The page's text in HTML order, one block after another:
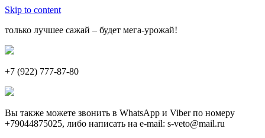
Skip to content
только лучшее сажай – будет мега-урожай!
+7 (922) 777-87-80
Вы также можете звонить в WhatsApp и Viberпо номеру
+79044875025, либо написать на e-mail: s-veto@mail.ru